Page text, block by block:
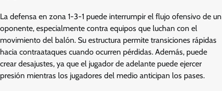
La defensa en zona 1-3-1 puede interrumpir el flujo ofensivo de un
oponente, especialmente contra equipos que luchan con el
movimiento del balón. Su estructura permite transiciones rápidas
hacia contraataques cuando ocurren pérdidas. Además, puede
crear desajustes, ya que el jugador de adelante puede ejercer
presión mientras los jugadores del medio anticipan los pases.